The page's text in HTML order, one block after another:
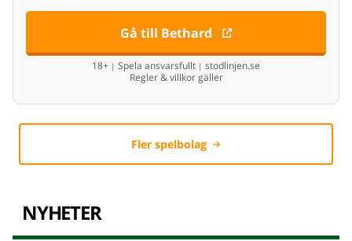
Gå till Bethard
18+ | Spela ansvarsfullt | stodlinjen.se
Regler & villkor gäller
Fler spelbolag
NYHETER